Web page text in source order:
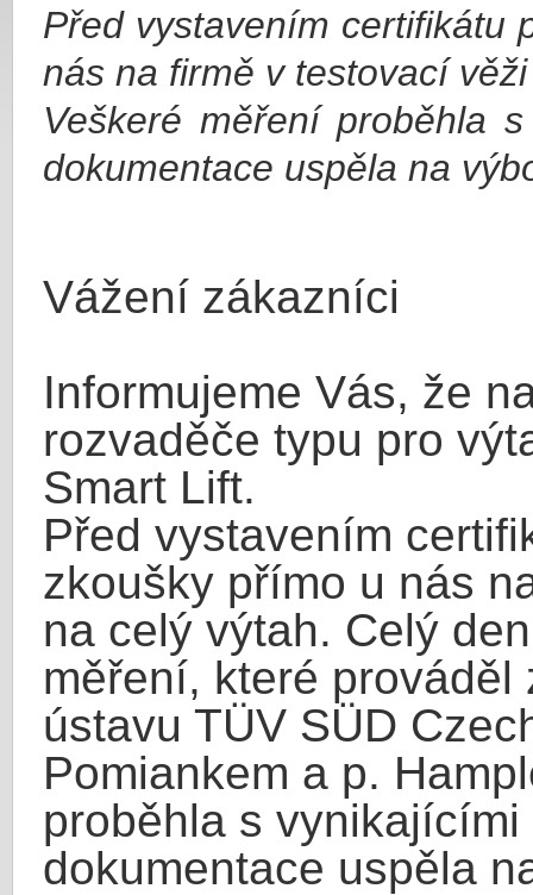
Před vystavením certifikátu
nás na firmě v testovací
Veškeré měření proběhla
dokumentace uspěla na
Vážení zákazníci
Informujeme Vás, že
rozvaděče typu pro
Smart Lift.
Před vystavením
zkoušky přímo u nás
na celý výtah. Celý
měření, které
ústavu TÜV SÜD
Pomiankem a p.
proběhla s
dokumentace uspěla